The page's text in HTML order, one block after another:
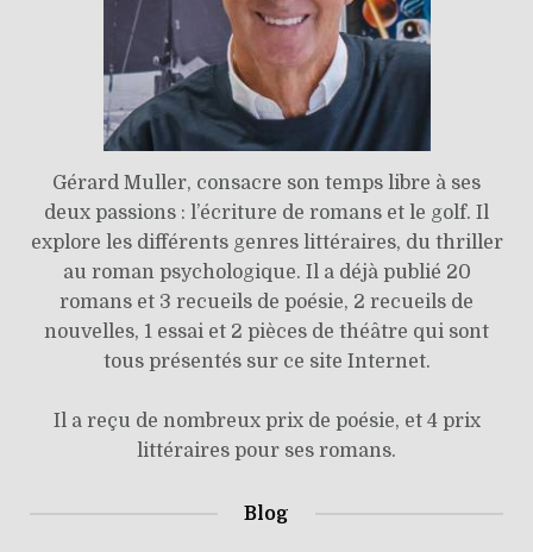
Gérard Muller, consacre son temps libre à ses
deux passions : l’écriture de romans et le golf. Il
explore les différents genres littéraires, du thriller
au roman psychologique. Il a déjà publié 20
romans et 3 recueils de poésie, 2 recueils de
nouvelles, 1 essai et 2 pièces de théâtre qui sont
tous présentés sur ce site Internet.
Il a reçu de nombreux prix de poésie, et 4 prix
littéraires pour ses romans.
Blog